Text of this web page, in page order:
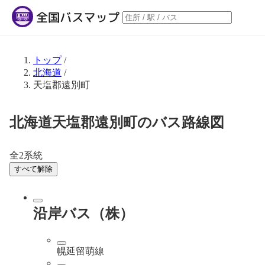
トップ/
北海道 /
天塩郡遠別町
北海道天塩郡遠別町のバス路線図
全2系統
すべて解除
沿岸バス（株）
幌延留萌線